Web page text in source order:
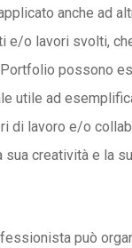
anche ad
e/o lavori svolti,
possono
utile ad
di lavoro e/o
creatività e la
può